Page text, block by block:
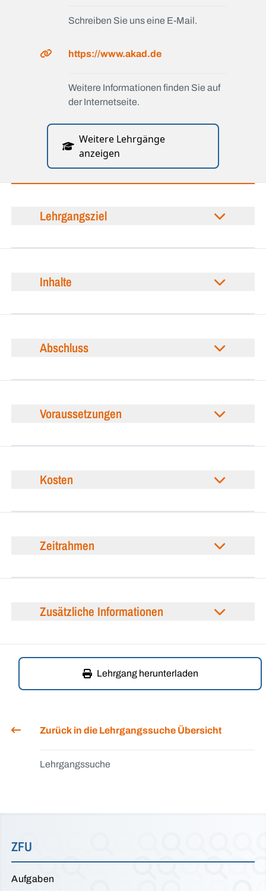
Schreiben Sie uns eine E-Mail.
https://www.akad.de
Weitere Informationen finden Sie auf
der Internetseite.
Weitere Lehrgänge
anzeigen
Lehrgangsziel
Inhalte
Abschluss
Voraussetzungen
Kosten
Zeitrahmen
Zusätzliche Informationen
Lehrgang herunterladen
Zurück in die Lehrgangssuche Übersicht
Lehrgangssuche
ZFU
Aufgaben